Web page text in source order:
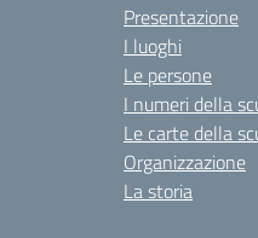
Presentazione
I luoghi
Le persone
I numeri della
Le carte della
Organizzazione
La storia